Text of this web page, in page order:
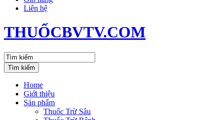
Liên hệ
THUỐCBVTV.COM
Tìm kiếm
Home
Giới thiệu
Sản phẩm
Thuốc Trừ Sâu